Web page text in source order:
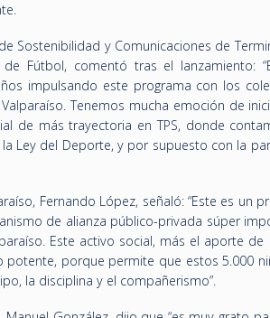
Sostenibilidad y Comunicaciones de
de Fútbol, comentó tras el lanzamiento:
impulsando este programa con los
Tenemos mucha emoción de
de más trayectoria en TPS, donde
Ley del Deporte, y por supuesto con la
Fernando López, señaló: “Este es un
de alianza público-privada súper
Este activo social, más el aporte de
potente, porque permite que estos 5.000
la disciplina y el compañerismo”.